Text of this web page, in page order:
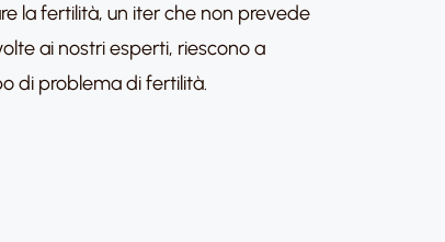
la fertilità, un iter che non prevede
ai nostri esperti, riescono a
di problema di fertilità.